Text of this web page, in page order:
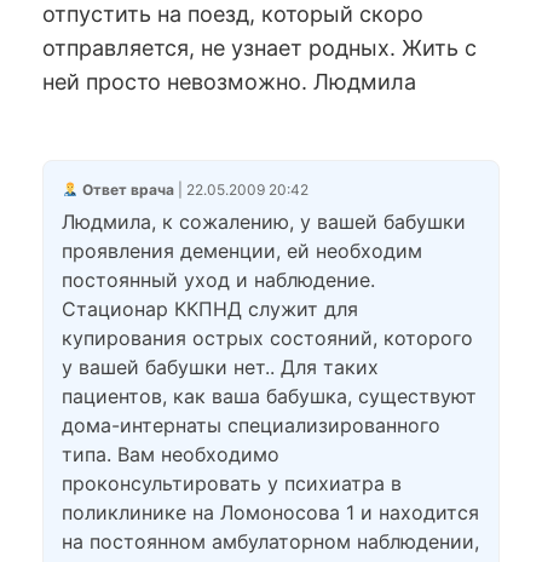
отпустить на поезд, который скоро
отправляется, не узнает родных. Жить с
ней просто невозможно. Людмила
Ответ врача| 22.05.2009 20:42
Людмила, к сожалению, у вашей бабушки
проявления деменции, ей необходим
постоянный уход и наблюдение.
Стационар ККПНД служит для
купирования острых состояний, которого
у вашей бабушки нет.. Для таких
пациентов, как ваша бабушка, существуют
дома-интернаты специализированного
типа. Вам необходимо
проконсультировать у психиатра в
поликлинике на Ломоносова 1 и находится
на постоянном амбулаторном наблюдении,